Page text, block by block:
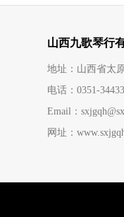
山西九歌琴行
地址：山西省太
电话：0351-
Email：
网址：